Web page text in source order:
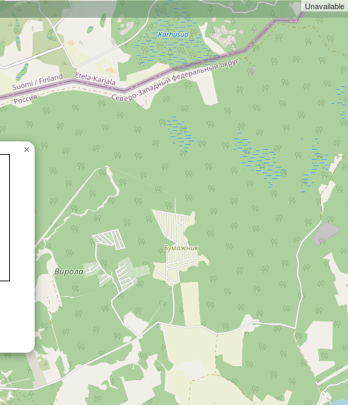
×
Unavailable